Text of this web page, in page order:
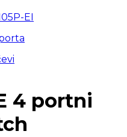
4 portni